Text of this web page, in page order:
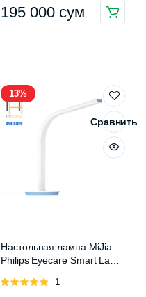
NR96CR283WXX0)
195 000 сум
13%
Сравнить
Настольная лампа MiJia
Philips Eyecare Smart Lamp
Оценка
1